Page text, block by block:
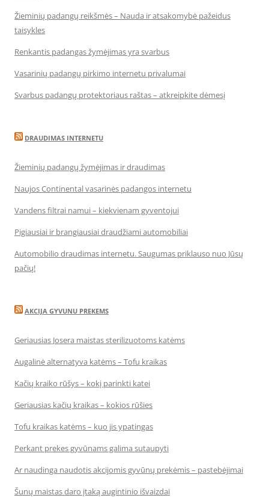
Žieminių padangų reikšmės – Nauda ir atsakomybė pažeidus
taisykles
Renkantis padangas žymėjimas yra svarbus
Vasarinių padangų pirkimo internetu privalumai
Svarbus padangų protektoriaus raštas – atkreipkite dėmesį
DRAUDIMAS INTERNETU
Žieminių padangų žymėjimas ir draudimas
Naujos Continental vasarinės padangos internetu
Vandens filtrai namui – kiekvienam gyventojui
Pigiausiai ir brangiausiai draudžiami automobiliai
Automobilio draudimas internetu. Saugumas priklauso nuo Jūsų
pačių!
AKCIJA GYVUNU PREKEMS
Geriausias Josera maistas sterilizuotoms katėms
Augalinė alternatyva katėms – Tofu kraikas
Kačių kraiko rūšys – kokį parinkti katei
Geriausias kačių kraikas – kokios rūšies
Tofu kraikas katėms – kuo jis ypatingas
Perkant prekes gyvūnams galima sutaupyti
Ar naudinga naudotis akcijomis gyvūnų prekėmis – pastebėjimai
Šunų maistas daro įtaką augintinio išvaizdai